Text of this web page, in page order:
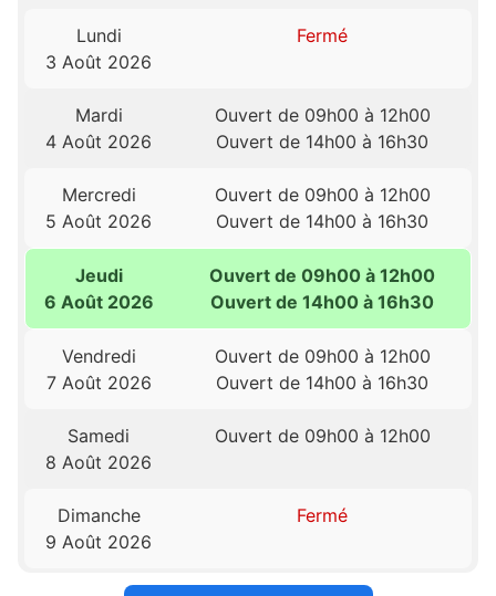
Lundi
3 Août 2026
Fermé
Mardi
4 Août 2026
Ouvert de 09h00 à 12h00
Ouvert de 14h00 à 16h30
Mercredi
5 Août 2026
Ouvert de 09h00 à 12h00
Ouvert de 14h00 à 16h30
Jeudi
6 Août 2026
Ouvert de 09h00 à 12h00
Ouvert de 14h00 à 16h30
Vendredi
7 Août 2026
Ouvert de 09h00 à 12h00
Ouvert de 14h00 à 16h30
Samedi
8 Août 2026
Ouvert de 09h00 à 12h00
Dimanche
9 Août 2026
Fermé